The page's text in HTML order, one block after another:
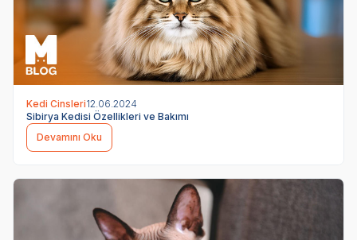
Kedi Cinsleri12.06.2024
Sibirya Kedisi Özellikleri ve Bakımı
Devamını Oku